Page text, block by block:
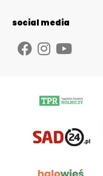
social media